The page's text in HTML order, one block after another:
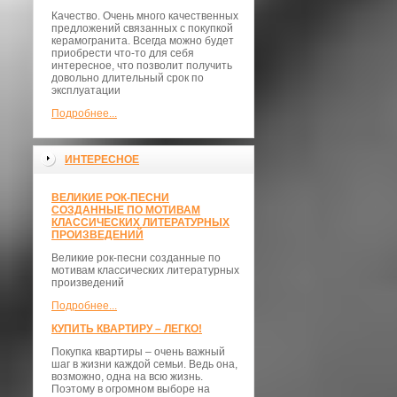
Качество. Очень много качественных
предложений связанных с покупкой
керамогранита. Всегда можно будет
приобрести что-то для себя
интересное, что позволит получить
довольно длительный срок по
эксплуатации
Подробнее...
ИНТЕРЕСНОЕ
ВЕЛИКИЕ РОК-ПЕСНИ
СОЗДАННЫЕ ПО МОТИВАМ
КЛАССИЧЕСКИХ ЛИТЕРАТУРНЫХ
ПРОИЗВЕДЕНИЙ
Великие рок-песни созданные по
мотивам классических литературных
произведений
Подробнее...
КУПИТЬ КВАРТИРУ – ЛЕГКО!
Покупка квартиры – очень важный
шаг в жизни каждой семьи. Ведь она,
возможно, одна на всю жизнь.
Поэтому в огромном выборе на